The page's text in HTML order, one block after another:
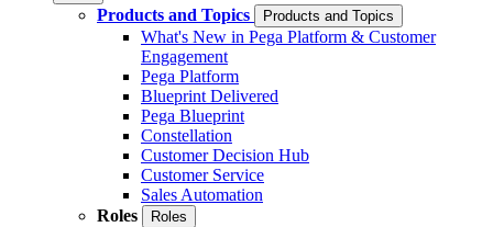
Products and Topics Products and Topics
What's New in Pega Platform & Customer
Engagement
Pega Platform
Blueprint Delivered
Pega Blueprint
Constellation
Customer Decision Hub
Customer Service
Sales Automation
Roles
Roles